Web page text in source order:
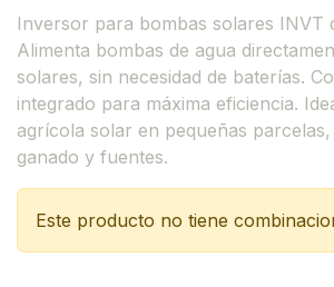
Inversor para bombas solares INVT
Alimenta bombas de agua
solares, sin necesidad de baterías.
integrado para máxima eficiencia.
agrícola solar en pequeñas
ganado y fuentes.
Este producto no tiene